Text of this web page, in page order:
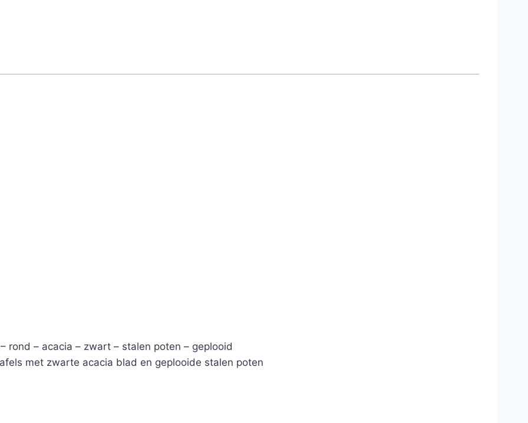
rond – acacia – zwart – stalen poten – geplooid
met zwarte acacia blad en geplooide stalen poten